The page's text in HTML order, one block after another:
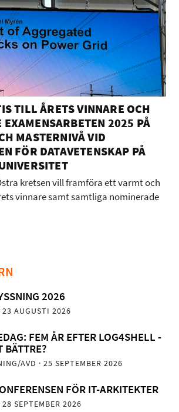
TILL ÅRETS VINNARE OCH
EXAMENSARBETEN 2025 PÅ
MASTERNIVÅ VID
FÖR DATAVETENSKAP PÅ
kretsen vill framföra ett varmt och
vinnare samt samtliga nominerade
2026
23 AUGUSTI 2026
FEM ÅR EFTER LOG4SHELL -
BÄTTRE?
AVD · 25 SEPTEMBER 2026
FÖR IT-ARKITEKTER
28 SEPTEMBER 2026